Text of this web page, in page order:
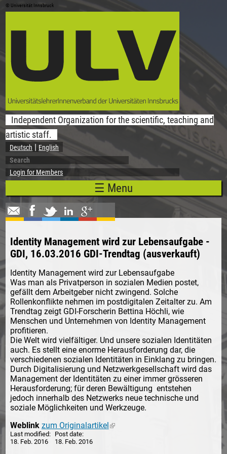
Skip to main content
© Universität Innsbruck
Independent Organization for the scientific, teaching and
artistic staff.
Deutsch English
Search form
Search
Login for Members
☰ Menu
Identity Management wird zur Lebensaufgabe -
GDI, 16.03.2016 GDI-Trendtag (ausverkauft)
Identity Management wird zur Lebensaufgabe
Was man als Privatperson in sozialen Medien postet,
gefällt dem Arbeitgeber nicht zwingend. Solche
Rollenkonflikte nehmen im postdigitalen Zeitalter zu. Am
Trendtag zeigt GDI-Forscherin Bettina Höchli, wie
Menschen und Unternehmen von Identity Management
profitieren.
Die Welt wird vielfältiger. Und unsere sozialen Identitäten
auch. Es stellt eine enorme Herausforderung dar, die
verschiedenen sozialen Identitäten in Einklang zu bringen.
Durch Digitalisierung und Netzwerkgesellschaft wird das
Management der Identitäten zu einer immer grösseren
Herausforderung; für deren Bewältigung entstehen
jedoch innerhalb des Netzwerks neue technische und
soziale Möglichkeiten und Werkzeuge.
Weblink zum Originalartikel(link is external)
Last modified
18. Feb. 2016
Post date
18. Feb. 2016